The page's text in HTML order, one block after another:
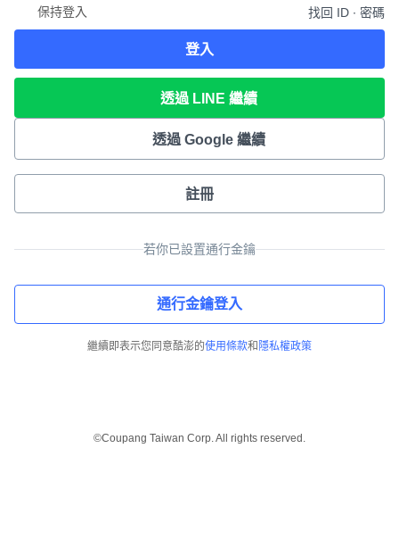
保持登入 找回 ID ∙ 密碼
登入
透過 LINE 繼續
透過 Google 繼續
註冊
若你已設置通行金鑰
通行金鑰登入
繼續即表示您同意酷澎的使用條款和 隱私權政策
©Coupang Taiwan Corp. All rights reserved.